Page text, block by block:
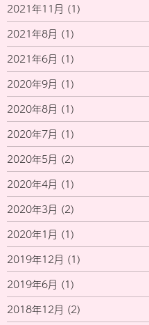
2021年11月 (1)
2021年8月 (1)
2021年6月 (1)
2020年9月 (1)
2020年8月 (1)
2020年7月 (1)
2020年5月 (2)
2020年4月 (1)
2020年3月 (2)
2020年1月 (1)
2019年12月 (1)
2019年6月 (1)
2018年12月 (2)